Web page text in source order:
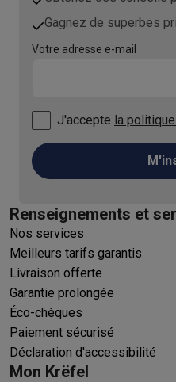
Gagnez de superbes
Votre adresse e-mail
J'accepte la
Renseignements et
Nos services
Meilleurs tarifs garantis
Livraison offerte
Garantie prolongée
Éco-chèques
Paiement sécurisé
Déclaration d'accessibilité
Mon Krëfel